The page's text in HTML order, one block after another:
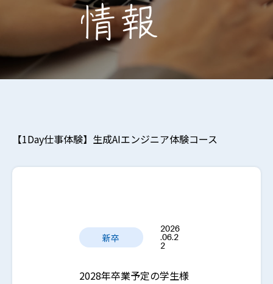
情報
【1Day仕事体験】生成AIエンジニア体験コース
新卒
2026
.06.2
2
2028年卒業予定の学生様